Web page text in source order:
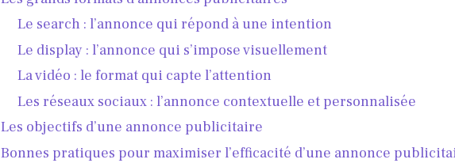
Le search : l’annonce qui répond à une intention
Le display : l’annonce qui s’impose visuellement
La vidéo : le format qui capte l’attention
Les réseaux sociaux : l’annonce contextuelle et personnalisée
Les objectifs d’une annonce publicitaire
Bonnes pratiques pour maximiser l’efficacité d’une annonce